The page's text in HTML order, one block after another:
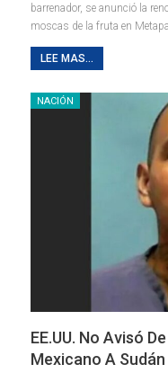
barrenador, se anunció la
moscas de la fruta en
LEE MAS...
NACIÓN
EE.UU. No Avisó
Mexicano A